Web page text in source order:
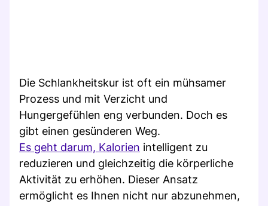
Die Schlankheitskur ist oft ein mühsamer
Prozess und mit Verzicht und
Hungergefühlen eng verbunden. Doch es
gibt einen gesünderen Weg.
Es geht darum, Kalorien intelligent zu
reduzieren und gleichzeitig die körperliche
Aktivität zu erhöhen. Dieser Ansatz
ermöglicht es Ihnen nicht nur abzunehmen,